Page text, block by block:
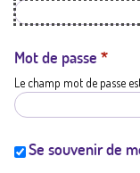
Mot de passe *
Le champ mot de passe
Se souvenir de